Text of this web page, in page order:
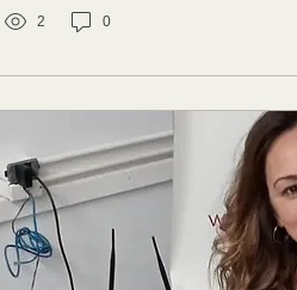
2 0